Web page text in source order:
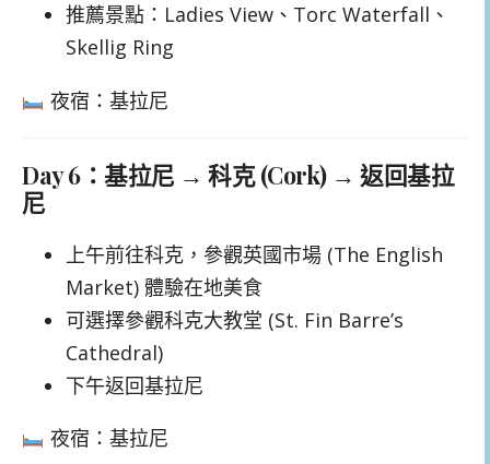
推薦景點：Ladies View、Torc Waterfall、
Skellig Ring
夜宿：基拉尼
Day 6：基拉尼 → 科克 (Cork) → 返回基拉
尼
上午前往科克，參觀英國市場 (The English
Market) 體驗在地美食
可選擇參觀科克大教堂 (St. Fin Barre’s
Cathedral)
下午返回基拉尼
夜宿：基拉尼